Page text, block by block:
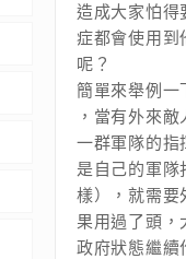
造成大家怕得
症都會使用到
呢？
簡單來舉例一
，當有外來
一群軍隊的指
是自己的軍隊
樣），就需要
果用過了頭
政府狀態繼續